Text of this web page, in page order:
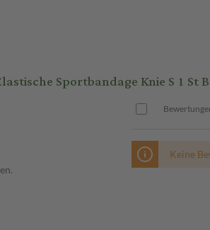
Sportbandage Knie S 1 St
Keine